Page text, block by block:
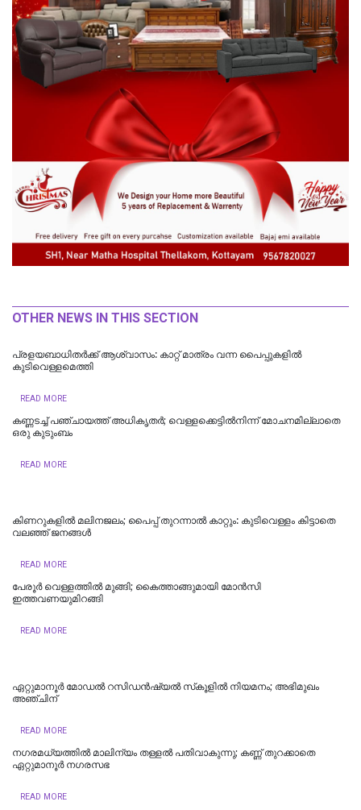
OTHER NEWS IN THIS SECTION
പ്രളയബാധിതര്‍ക്ക് ആശ്വാസം: കാറ്റ് മാത്രം വന്ന പൈപ്പുകളിൽ
കുടിവെള്ളമെത്തി
READ MORE
കണ്ണടച്ച് പഞ്ചായത്ത് അധികൃതര്‍; വെള്ളക്കെട്ടില്‍നിന്ന് മോചനമില്ലാതെ
ഒരു കുടുംബം
READ MORE
കിണറുകളില്‍ മലിനജലം; പൈപ്പ് തുറന്നാല്‍ കാറ്റും: കുടിവെള്ളം കിട്ടാതെ
വലഞ്ഞ് ജനങ്ങള്‍
READ MORE
പേരൂർ വെള്ളത്തിൽ മുങ്ങി; കൈത്താങ്ങുമായി മോൻസി
ഇത്തവണയുമിറങ്ങി
READ MORE
ഏറ്റുമാനൂർ മോഡൽ റസിഡൻഷ്യൽ സ്‌കൂളിൽ നിയമനം; അഭിമുഖം
അഞ്ചിന്
READ MORE
നഗരമധ്യത്തില്‍ മാലിന്യം തള്ളല്‍ പതിവാകുന്നു; കണ്ണ് തുറക്കാതെ
ഏറ്റുമാനൂര്‍ നഗരസഭ
READ MORE